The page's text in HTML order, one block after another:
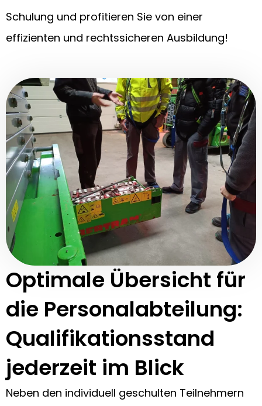
Schulung und profitieren Sie von einer
effizienten und rechtssicheren Ausbildung!
Optimale Übersicht für
die Personalabteilung:
Qualifikationsstand
jederzeit im Blick
Neben den individuell geschulten Teilnehmern